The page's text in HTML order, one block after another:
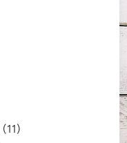
(11)